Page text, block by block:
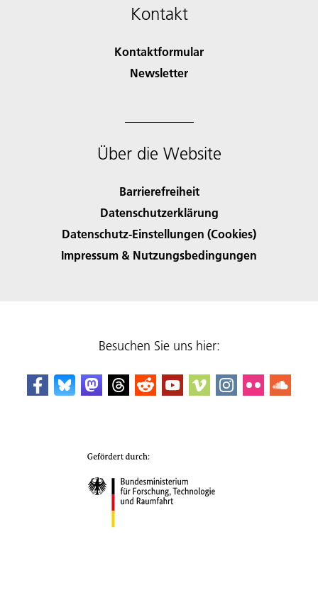
Kontakt
Kontaktformular
Newsletter
Über die Website
Barrierefreiheit
Datenschutzerklärung
Datenschutz-Einstellungen (Cookies)
Impressum & Nutzungsbedingungen
Besuchen Sie uns hier: